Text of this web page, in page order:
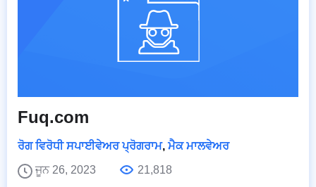
Fuq.com
ਰੋਗ ਵਿਰੋਧੀ ਸਪਾਈਵੇਅਰ ਪ੍ਰੋਗਰਾਮ, ਮੈਕ ਮਾਲਵੇਅਰ
ਜੂਨ 26, 2023
21,818